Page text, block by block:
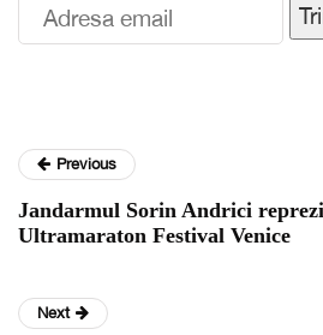
Previous
Jandarmul Sorin Andrici
Ultramaraton Festival Venice
Next